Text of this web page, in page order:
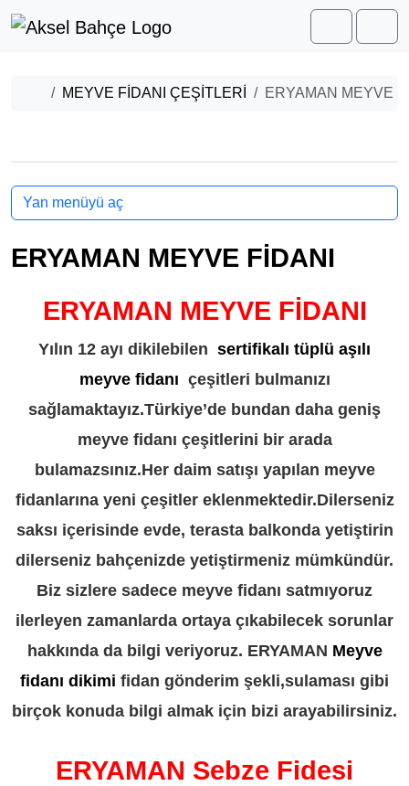
Cart
Home
MEYVE FİDANI ÇEŞİTLERİ ERYAMAN MEYVE
ERYAMAN MEYVE FİDANI
ERYAMAN MEYVE FİDANI
Yılın 12 ayı dikilebilen sertifikalı tüplü aşılı
meyve fidanı çeşitleri bulmanızı
sağlamaktayız.Türkiye’de bundan daha geniş
meyve fidanı çeşitlerini bir arada
bulamazsınız.Her daim satışı yapılan meyve
fidanlarına yeni çeşitler eklenmektedir.Dilerseniz
saksı içerisinde evde, terasta balkonda yetiştirin
dilerseniz bahçenizde yetiştirmeniz mümkündür.
Biz sizlere sadece meyve fidanı satmıyoruz
ilerleyen zamanlarda ortaya çıkabilecek sorunlar
hakkında da bilgi veriyoruz. ERYAMAN Meyve
fidanı dikimi fidan gönderim şekli,sulaması gibi
birçok konuda bilgi almak için bizi arayabilirsiniz.
ERYAMAN Sebze Fidesi
Yan menüyü aç